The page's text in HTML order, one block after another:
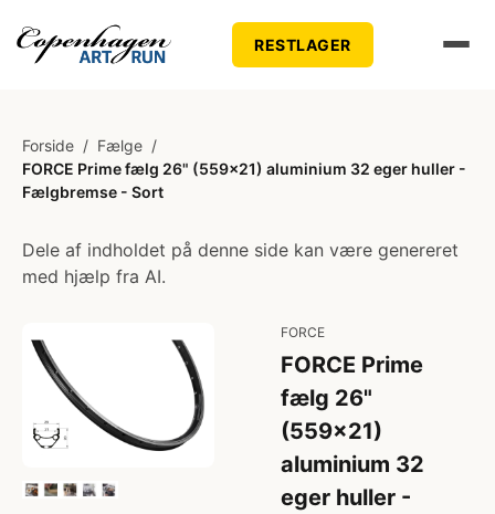
RESTLAGER
Forside / Fælge /
FORCE Prime fælg 26" (559x21) aluminium 32 eger huller -
Fælgbremse - Sort
Dele af indholdet på denne side kan være genereret
med hjælp fra AI.
FORCE
FORCE Prime
fælg 26"
(559x21)
aluminium 32
eger huller -